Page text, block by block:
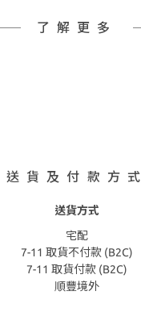
了解更多
送貨及付款方式
送貨方式
宅配
7-11 取貨不付款 (B2C)
7-11 取貨付款 (B2C)
順豐境外